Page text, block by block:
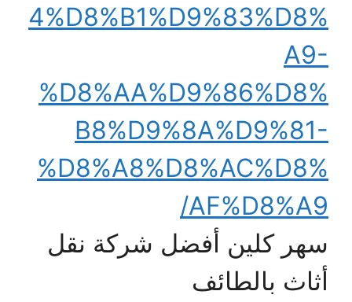
4%D8%B1%D9%83%D8%
A9-
%D8%AA%D9%86%D8%
B8%D9%8A%D9%81-
%D8%A8%D8%AC%D8%
AF%D8%A9/
سهر كلين أفضل شركة نقل
أثاث بالطائف